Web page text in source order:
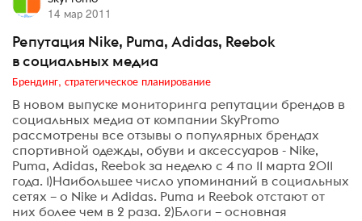
14 мар 2011
Репутация Nike, Puma, Adidas, Reebok
в социальных медиа
Брендинг, стратегическое планирование
В новом выпуске мониторинга репутации брендов в
социальных медиа от компании SkyPromo
рассмотрены все отзывы о популярных брендах
спортивной одежды, обуви и аксессуаров - Nike,
Puma, Adidas, Reebok за неделю с 4 по 11 марта 2011
года. 1)Наибольшее число упоминаний в социальных
сетях – о Nike и Adidas. Puma и Reebok отстают от
них более чем в 2 раза. 2)Блоги – основная